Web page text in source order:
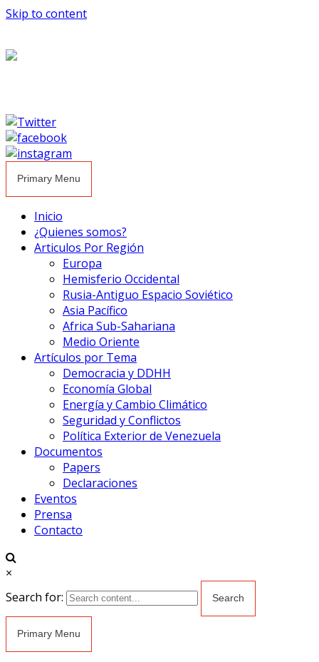
Skip to content
Primary Menu
Inicio
¿Quienes somos?
Articulos Por Región
Europa
Hemisferio Occidental
Rusia-Antiguo Espacio Soviético
Asia Pacífico
Africa Sub-Sahariana
Medio Oriente
Artículos por Tema
Democracia y DDHH
Economía Global
Energía y Cambio Climático
Seguridad y Conflictos
Política Exterior de Venezuela
Documentos
Papers
Declaraciones
Eventos
Prensa
Contacto
×
Search for:
Primary Menu